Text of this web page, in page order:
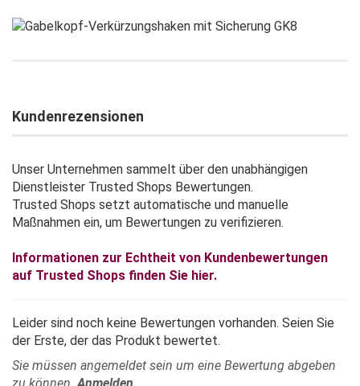
Kundenrezensionen
Unser Unternehmen sammelt über den unabhängigen
Dienstleister Trusted Shops Bewertungen.
Trusted Shops setzt automatische und manuelle
Maßnahmen ein, um Bewertungen zu verifizieren.
Informationen zur Echtheit von Kundenbewertungen
auf Trusted Shops finden Sie hier.
Leider sind noch keine Bewertungen vorhanden. Seien Sie
der Erste, der das Produkt bewertet.
Sie müssen angemeldet sein um eine Bewertung abgeben